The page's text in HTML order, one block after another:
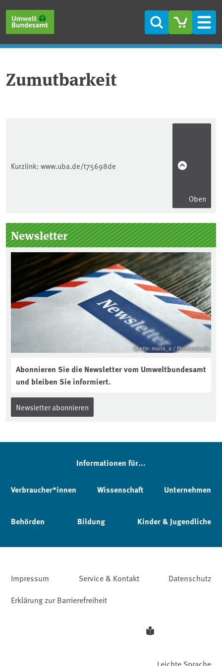
Suche
Zumutbarkeit
Kurzlink: www.uba.de/t75698de
Oben
Seitenleiste
Newsletter
Quelle: maria_a / Photocase.de
Abonnieren Sie die Newsletter vom Umweltbundesamt
und bleiben Sie informiert.
Newsletter abonnieren
Informationen für...
Verbraucher*innen Wissenschaft Unternehmen
Behörden Bildung Kinder & Jugendliche
Impressum Service & Kontakt
Datenschutz
Erklärung zur Barrierefreiheit
Leichte Sprache